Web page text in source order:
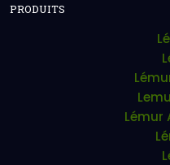
PRODUITS
Lémur